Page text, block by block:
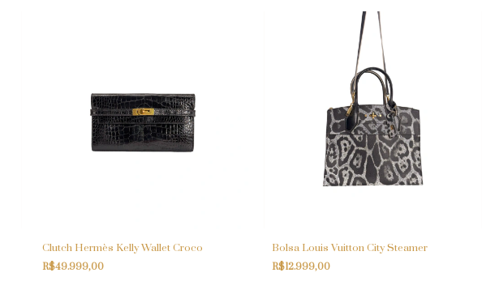
Clutch Hermès Kelly Wallet Croco
R$49.999,00
Bolsa Louis Vuitton City Steamer
R$12.999,00